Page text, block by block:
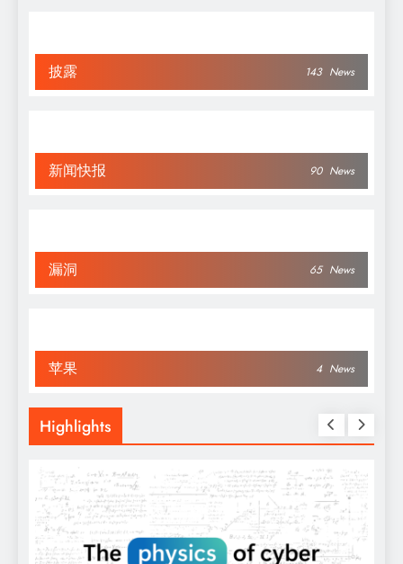
披露 143 News
新闻快报 90 News
漏洞 65 News
苹果 4 News
Highlights